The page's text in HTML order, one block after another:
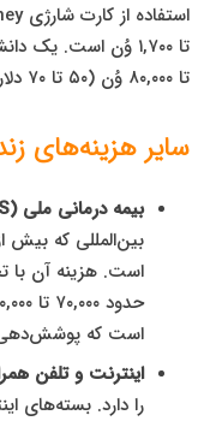
تا ۸۰,۰۰۰ وُن (۵۰ تا ۷۰ دلار) برای حمل و نقل نیاز خواهد داشت.
سایر هزینه‌های
بیمه درمانی ملی (NHIS):
است. هزینه آن با
است که پوشش‌دهی
اینترنت و تلفن
را دارد. بسته‌های